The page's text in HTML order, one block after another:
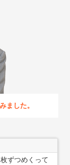
ました。
ずつめくって